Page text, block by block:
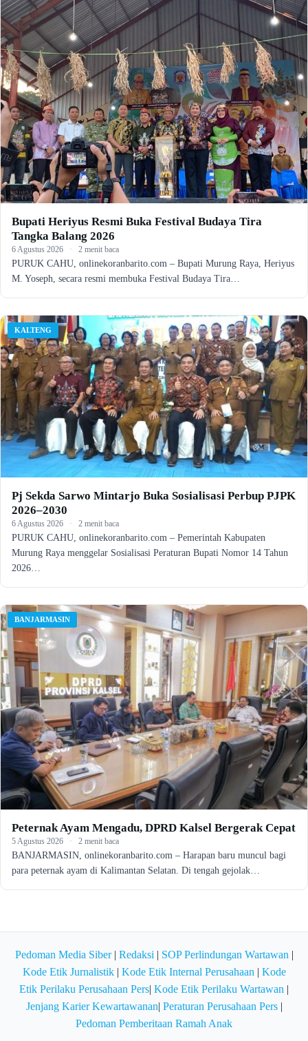
Bupati Heriyus Resmi Buka Festival Budaya Tira
Tangka Balang 2026
6 Agustus 2026 · 2 menit baca
PURUK CAHU, onlinekoranbarito.com – Bupati Murung Raya, Heriyus
M. Yoseph, secara resmi membuka Festival Budaya Tira…
KALTENG
Pj Sekda Sarwo Mintarjo Buka Sosialisasi Perbup PJPK
2026–2030
6 Agustus 2026 · 2 menit baca
PURUK CAHU, onlinekoranbarito.com – Pemerintah Kabupaten
Murung Raya menggelar Sosialisasi Peraturan Bupati Nomor 14 Tahun
2026…
BANJARMASIN
Peternak Ayam Mengadu, DPRD Kalsel Bergerak Cepat
5 Agustus 2026 · 2 menit baca
BANJARMASIN, onlinekoranbarito.com – Harapan baru muncul bagi
para peternak ayam di Kalimantan Selatan. Di tengah gejolak…
Pedoman Media Siber| Redaksi | SOP Perlindungan Wartawan |
Kode Etik Jurnalistik| Kode Etik Internal Perusahaan | Kode
Etik Perilaku Perusahaan Pers| Kode Etik Perilaku Wartawan |
Jenjang Karier Kewartawanan| Peraturan Perusahaan Pers|
Pedoman Pemberitaan Ramah Anak